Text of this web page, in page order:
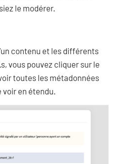
le modérer.
contenu et les différents
vous pouvez cliquer sur le
toutes les métadonnées
voir en étendu.